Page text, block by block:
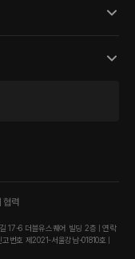
협력
17-6 더블유스퀘어 빌딩 2층 | 연락
번호 제2021-서울강남-01810호 |